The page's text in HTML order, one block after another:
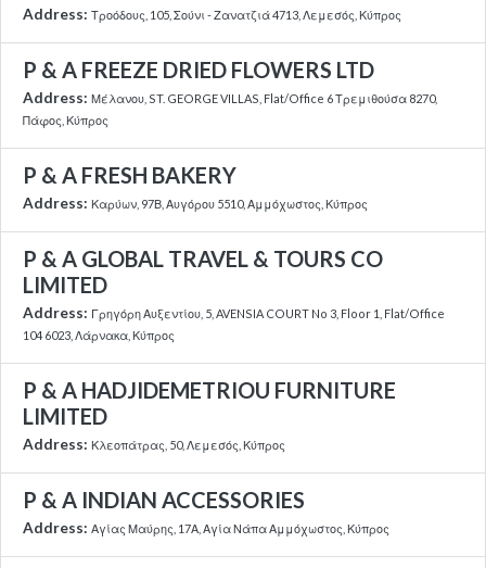
Address: Τροόδους, 105, Σούνι - Ζανατζιά 4713, Λεμεσός, Κύπρος
P & A FREEZE DRIED FLOWERS LTD
Address: Μέλανου, ST. GEORGE VILLAS, Flat/Office 6 Τρεμιθούσα 8270,
Πάφος, Κύπρος
P & A FRESH BAKERY
Address: Καρύων, 97Β, Αυγόρου 5510, Αμμόχωστος, Κύπρος
P & A GLOBAL TRAVEL & TOURS CO
LIMITED
Address: Γρηγόρη Αυξεντίου, 5, AVENSIA COURT No 3, Floor 1, Flat/Office
104 6023, Λάρνακα, Κύπρος
P & A HADJIDEMETRIOU FURNITURE
LIMITED
Address: Κλεοπάτρας, 50, Λεμεσός, Κύπρος
P & A INDIAN ACCESSORIES
Address: Αγίας Μαύρης, 17Α, Αγία Νάπα Αμμόχωστος, Κύπρος